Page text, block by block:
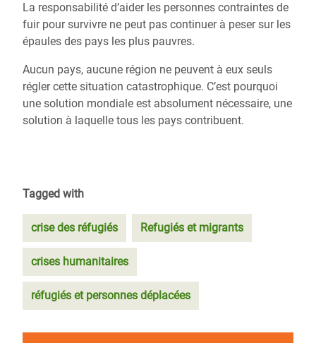
La responsabilité d’aider les personnes contraintes de
fuir pour survivre ne peut pas continuer à peser sur les
épaules des pays les plus pauvres.
Aucun pays, aucune région ne peuvent à eux seuls
régler cette situation catastrophique. C’est pourquoi
une solution mondiale est absolument nécessaire, une
solution à laquelle tous les pays contribuent.
Tagged with
crise des réfugiés Refugiés et migrants
crises humanitaires
réfugiés et personnes déplacées